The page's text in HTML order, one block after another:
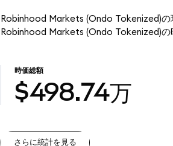
Robinhood Markets (Ondo Tokenized)の
Robinhood Markets (Ondo Tokenized)の
時価総額
$498.74万
さらに統計を見る